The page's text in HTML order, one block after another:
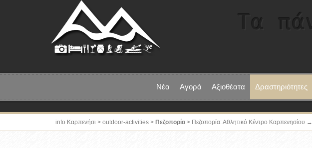
Τα
Νέα Αγορά Αξιοθέατα Δραστηριότητες
info Καρπενήσι > outdoor-activities > Πεζοπορία > Πεζοπορία: Αθλητικό Κέντρο